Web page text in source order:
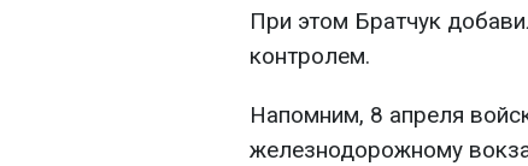
При этом Братчук
контролем.
Напомним, 8 апреля
железнодорожному